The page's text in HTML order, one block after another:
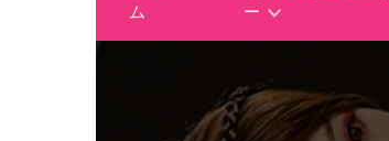
ム
ー